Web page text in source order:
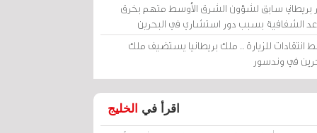
بريطاني سابق لشؤون الشرق الأوسط متهم بخرق
الشفافية بسبب دور استشاري في البحرين
انتقادات للزيارة .. ملك بريطانيا يستضيف ملك
في وندسور
اقرأ في الخليج